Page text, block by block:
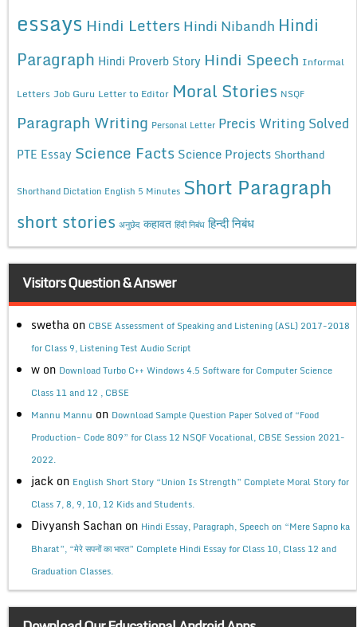
essays Hindi Letters Hindi Nibandh Hindi
Paragraph Hindi Proverb Story Hindi Speech Informal
Letters Job Guru Letter to Editor Moral Stories NSQF
Paragraph Writing Personal Letter Precis Writing Solved
PTE Essay Science Facts Science Projects Shorthand
Shorthand Dictation English 5 Minutes Short Paragraph
short stories अनुछेद कहावत हिंदी निबंध हिन्दी निबंध
Visitors Question & Answer
swetha on CBSE Assessment of Speaking and Listening (ASL) 2017-2018
for Class 9, Listening Test Audio Script
w on Download Turbo C++ Windows 4.5 Software for Computer Science
Class 11 and 12 , CBSE
Mannu Mannu on Download Sample Question Paper Solved of “Food
Production- Code 809” for Class 12 NSQF Vocational, CBSE Session 2021-
2022.
jack on English Short Story “Union Is Strength” Complete Moral Story for
Class 7, 8, 9, 10, 12 Kids and Students.
Divyansh Sachan on Hindi Essay, Paragraph, Speech on “Mere Sapno ka
Bharat”, “मेरे सपनों का भारत” Complete Hindi Essay for Class 10, Class 12 and
Graduation Classes.